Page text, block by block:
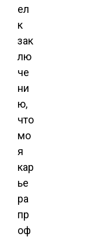
ел
к
зак
лю
че
ни
ю,
что
мо
я
кар
ье
ра
пр
оф